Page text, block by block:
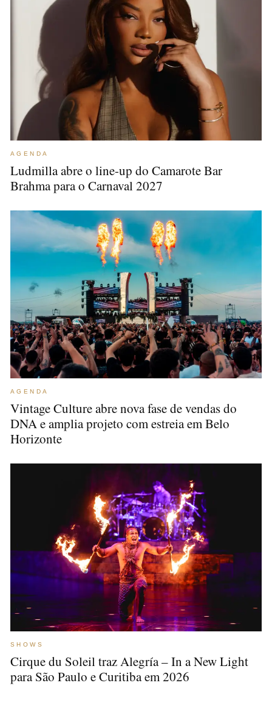
AGENDA
Ludmilla abre o line-up do Camarote Bar
Brahma para o Carnaval 2027
AGENDA
Vintage Culture abre nova fase de vendas do
DNA e amplia projeto com estreia em Belo
Horizonte
SHOWS
Cirque du Soleil traz Alegría – In a New Light
para São Paulo e Curitiba em 2026